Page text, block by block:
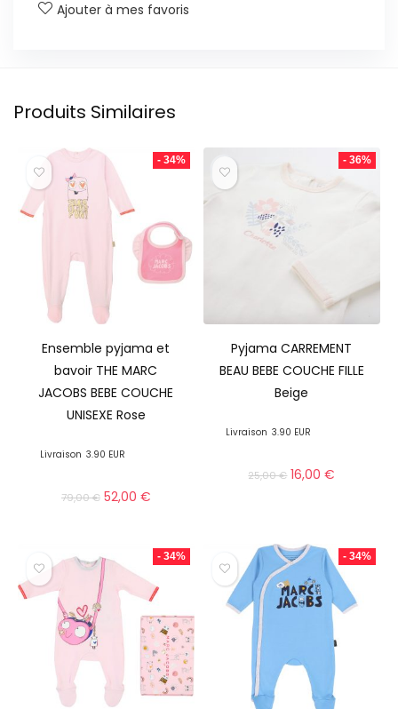
Ajouter à mes favoris
Produits Similaires
- 34%
Ensemble pyjama et
bavoir THE MARC
JACOBS BEBE COUCHE
UNISEXE Rose
Livraison 3.90 EUR
79,00€ 52,00 €
- 36%
Pyjama CARREMENT
BEAU BEBE COUCHE FILLE
Beige
Livraison 3.90 EUR
25,00€ 16,00€
- 34% - 34%